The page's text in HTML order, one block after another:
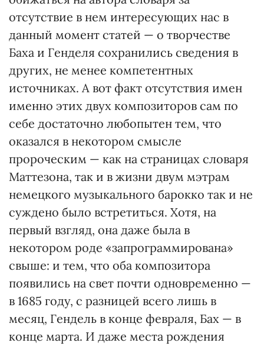
отсутствие в нем интересующих нас в
данный момент статей — о творчестве
Баха и Генделя сохранились сведения в
других, не менее компетентных
источниках. А вот факт отсутствия имен
именно этих двух композиторов сам по
себе достаточно любопытен тем, что
оказался в некотором смысле
пророческим — как на страницах словаря
Маттезона, так и в жизни двум мэтрам
немецкого музыкального барокко так и не
суждено было встретиться. Хотя, на
первый взгляд, она даже была в
некотором роде «запрограммирована»
свыше: и тем, что оба композитора
появились на свет почти одновременно —
в 1685 году, с разницей всего лишь в
месяц, Гендель в конце февраля, Бах — в
конце марта. И даже места рождения